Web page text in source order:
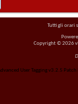
Tutti gli orari
Copyright © 2026
User Tagging v3.2.5 Patch